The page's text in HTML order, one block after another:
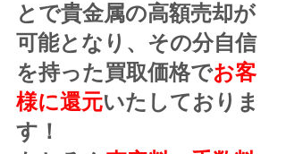
とで貴金属の高額売却が
可能となり、その分自信
を持った買取価格でお客
様に還元いたしておりま
す！